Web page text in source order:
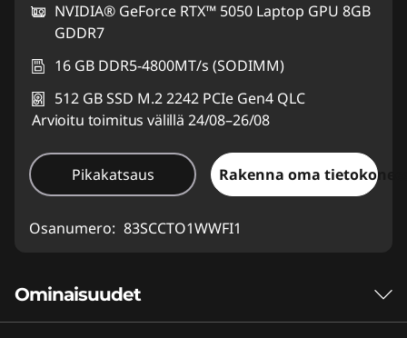
NVIDIA® GeForce RTX™ 5050 Laptop GPU 8GB
GDDR7
16 GB DDR5-4800MT/s (SODIMM)
512 GB SSD M.2 2242 PCIe Gen4 QLC
Arvioitu toimitus välillä 24/08–26/08
Pikakatsaus Rakenna oma
Osanumero: 83SCCTO1WWFI1
Ominaisuudet